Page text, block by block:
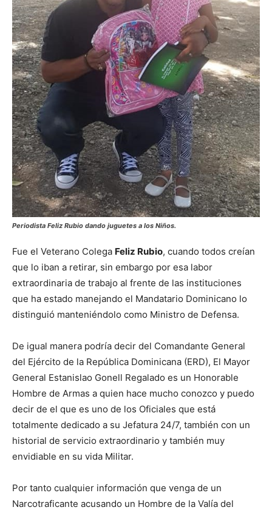
Periodista Feliz Rubio dando juguetes a los Niños.
Fue el Veterano Colega Feliz Rubio, cuando todos creían
que lo iban a retirar, sin embargo por esa labor
extraordinaria de trabajo al frente de las instituciones
que ha estado manejando el Mandatario Dominicano lo
distinguió manteniéndolo como Ministro de Defensa.
De igual manera podría decir del Comandante General
del Ejército de la República Dominicana (ERD), El Mayor
General Estanislao Gonell Regalado es un Honorable
Hombre de Armas a quien hace mucho conozco y puedo
decir de el que es uno de los Oficiales que está
totalmente dedicado a su Jefatura 24/7, también con un
historial de servicio extraordinario y también muy
envidiable en su vida Militar.
Por tanto cualquier información que venga de un
Narcotraficante acusando un Hombre de la Valía del